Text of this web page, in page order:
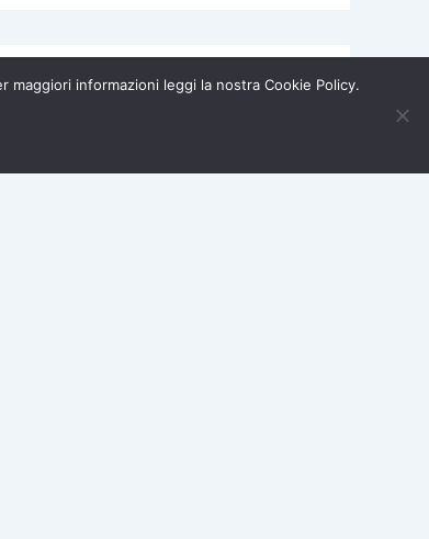
ABF
informazioni leggi la nostra Cookie Policy.